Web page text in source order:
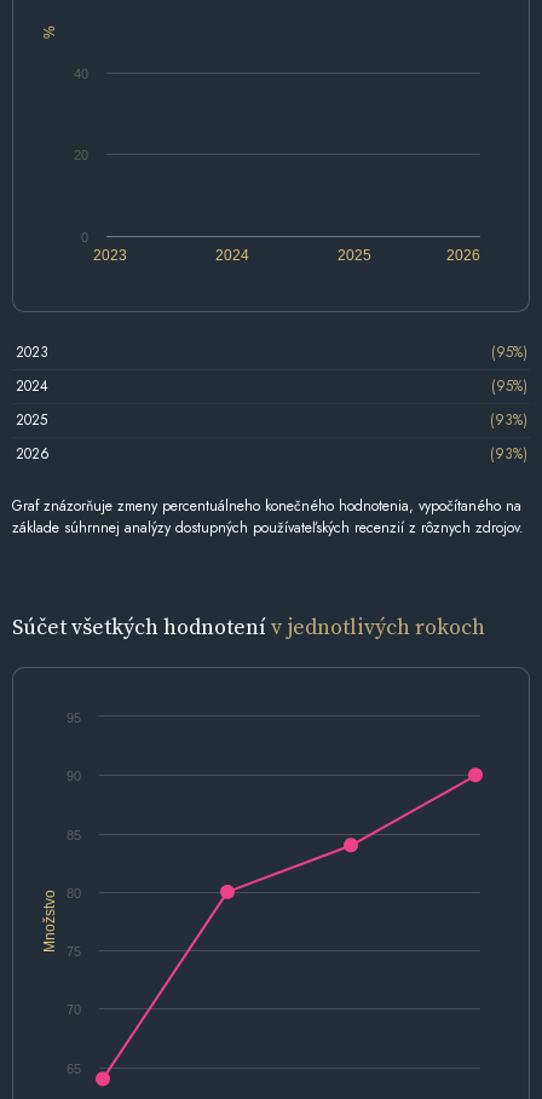
%
2024 2026
2023 2025
0
20
40
2023
(95%)
2024
(95%)
2025
(93%)
2026
(93%)
Graf znázorňuje zmeny percentuálneho konečného hodnotenia, vypočítaného na
základe súhrnnej analýzy dostupných používateľských recenzií z rôznych zdrojov.
Súčet všetkých hodnotenív jednotlivých rokoch
Množstvo
65
70
75
80
85
90
95